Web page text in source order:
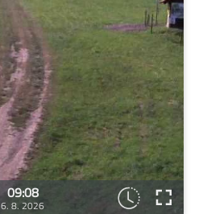
09:08
6. 8. 2026